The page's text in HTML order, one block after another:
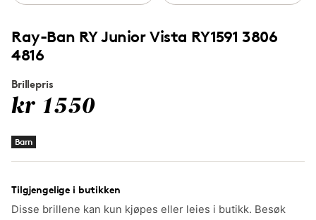
Ray-Ban RY Junior Vista RY1591 3806
4816
Brillepris
kr 1550
Barn
Tilgjengelige i butikken
Disse brillene kan kun kjøpes eller leies i butikk. Besøk